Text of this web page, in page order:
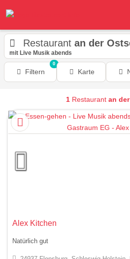
Restaurant an der
mit Live Musik abends
Filtern
0
Karte
1Restaurant an
Alex Kitchen
Natürlich gut